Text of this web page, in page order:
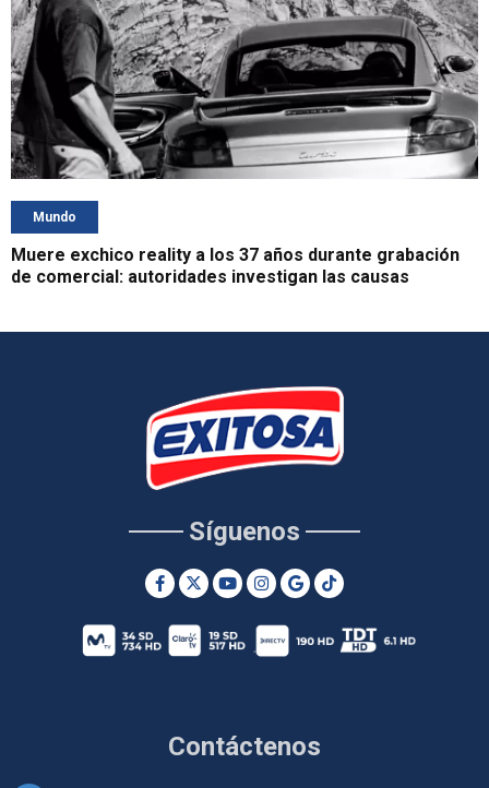
Mundo
Muere exchico reality a los 37 años durante grabación
de comercial: autoridades investigan las causas
Contáctenos
Síguenos